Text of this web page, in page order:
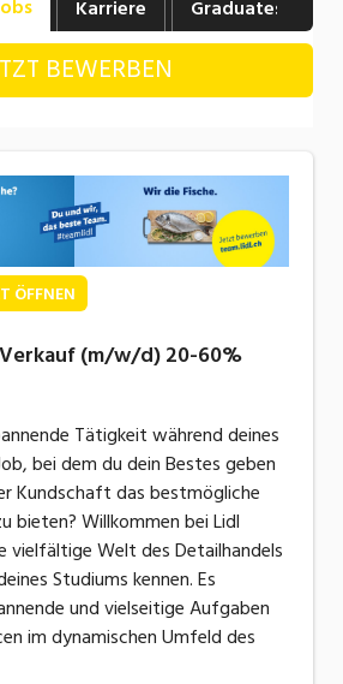
Anlagenbau,
Medien, Druck
Optik, Textil (Fertigung)
Pflege
Polizei, Zoll
Kundenberatung,
Karriere Graduates
BEWERBEN
ÖFFNEN
(m/w/d) 20-60%
Tätigkeit während deines
bei dem du dein Bestes geben
Kundschaft das bestmögliche
bieten? Willkommen bei Lidl
vielfältige Welt des Detailhandels
Studiums kennen. Es
und vielseitige Aufgaben
im dynamischen Umfeld des